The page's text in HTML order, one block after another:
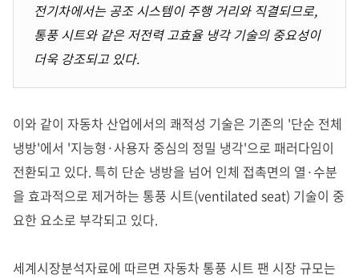
전기차에서는 공조 시스템이 주행 거리와 직결되므로,
통풍 시트와 같은 저전력 고효율 냉각 기술의 중요성이
더욱 강조되고 있다.
이와 같이 자동차 산업에서의 쾌적성 기술은 기존의 '단순 전체
냉방'에서 '지능형·사용자 중심의 정밀 냉각'으로 패러다임이
전환되고 있다. 특히 단순 냉방을 넘어 인체 접촉면의 열·수분
을 효과적으로 제거하는 통풍 시트(ventilated seat) 기술이 중
요한 요소로 부각되고 있다.
세계시장분석자료에 따르면 자동차 통풍 시트 팬 시장 규모는